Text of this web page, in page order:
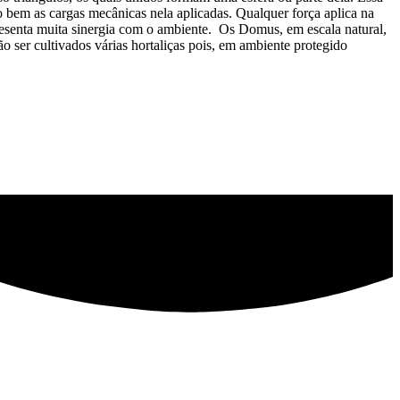
as cargas mecânicas nela aplicadas. Qualquer força aplica na
muita sinergia com o ambiente. Os Domus, em escala natural,
ser cultivados várias hortaliças pois, em ambiente protegido